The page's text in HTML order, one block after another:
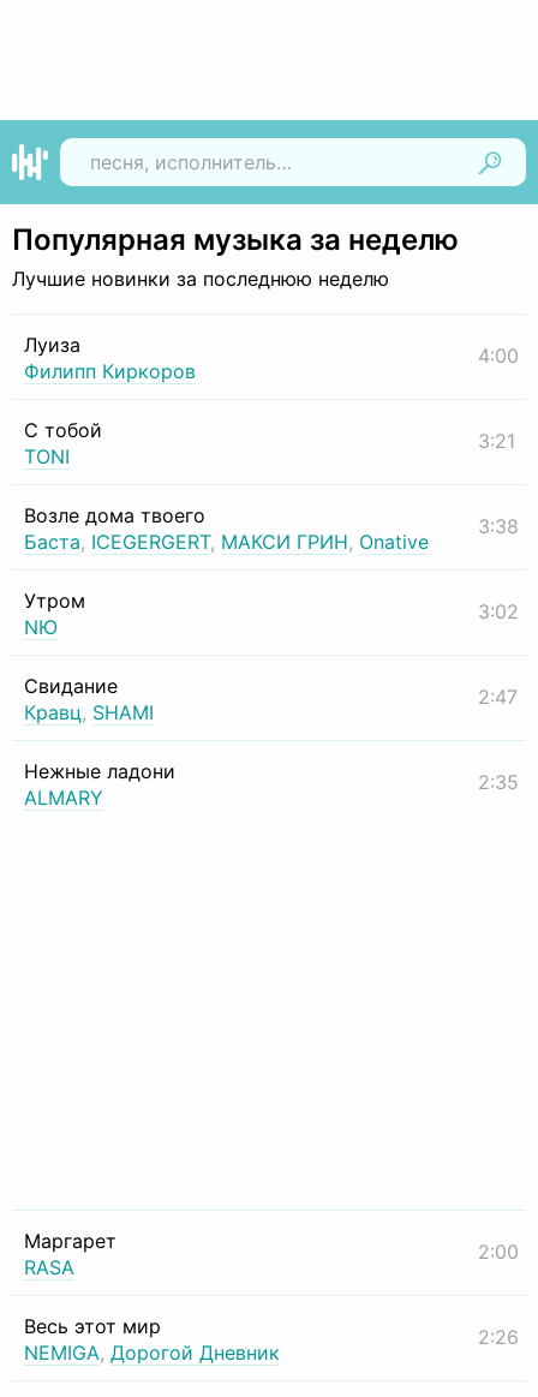
Популярная музыка за неделю
Лучшие новинки за последнюю неделю
Луиза
Филипп Киркоров
4:00
С тобой
TONI
3:21
Возле дома твоего
Баста, ICEGERGERT, МАКСИ ГРИН, Onative
3:38
Утром
NЮ
3:02
Свидание
Кравц, SHAMI
2:47
Нежные ладони
ALMARY
2:35
Маргарет
RASA
2:00
Весь этот мир
NEMIGA, Дорогой Дневник
2:26